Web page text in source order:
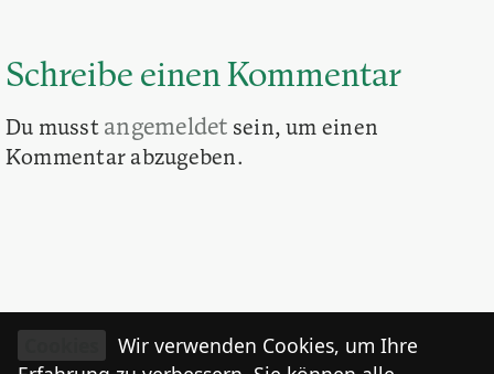
Schreibe einen Kommentar
Du musst angemeldet sein, um einen
Kommentar abzugeben.
Wir verwenden Cookies, um Ihre